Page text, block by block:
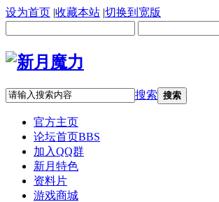
设为首页 |收藏本站 |切换到宽版
搜索 搜索
官方主页
论坛首页BBS
加入QQ群
新月特色
资料片
游戏商城